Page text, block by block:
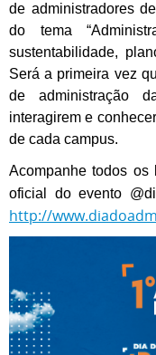
de administradores
do tema
sustentabilidade,
Será a primeira vez
de administração
interagirem e
de cada campus.
Acompanhe todos os
oficial do evento
http://